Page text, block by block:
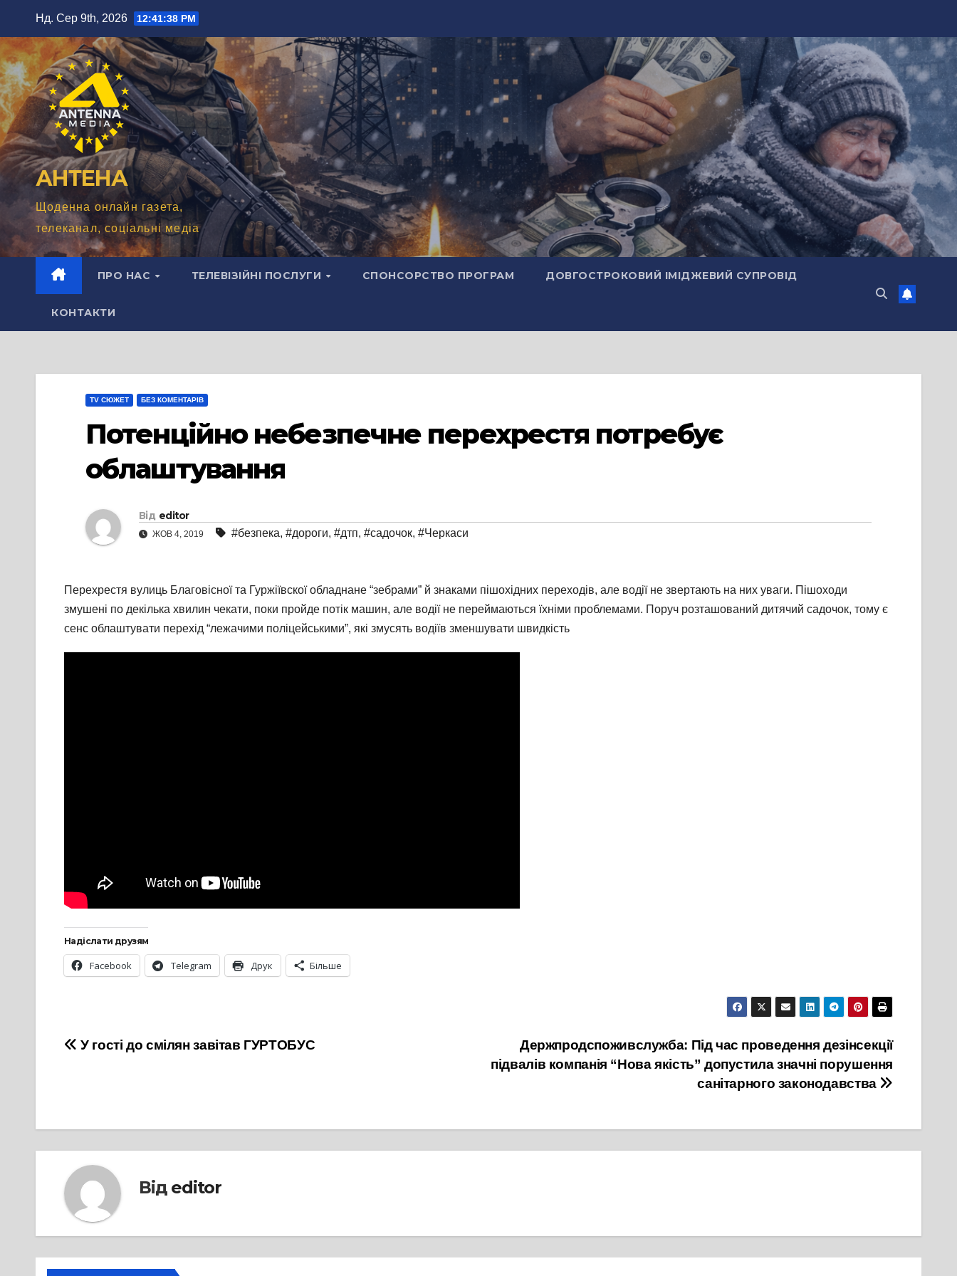
вмісту
Нд. Сер 9th, 2026 12:41:39 PM
АНТЕНА
Щоденна онлайн газета,
телеканал, соціальні медіа
ПРО НАС ТЕЛЕВІЗІЙНІ ПОСЛУГИ СПОНСОРСТВО ПРОГРАМ ДОВГОСТРОКОВИЙ ІМІДЖЕВИЙ СУПРОВІД
КОНТАКТИ
TV СЮЖЕТ БЕЗ КОМЕНТАРІВ
Потенційно небезпечне перехрестя потребує
облаштування
Від editor
ЖОВ 4, 2019 #безпека, #дороги, #дтп, #садочок, #Черкаси
Перехрестя вулиць Благовісної та Гуржіївскої обладнане “зебрами” й знаками пішохідних переходів, але водії не звертають на них уваги. Пішоходи
змушені по декілька хвилин чекати, поки пройде потік машин, але водії не переймаються їхніми проблемами. Поруч розташований дитячий садочок, тому є
сенс облаштувати перехід “лежачими поліцейськими”, які змусять водіїв зменшувати швидкість
Надіслати друзям
Facebook Telegram Друк Більше
Навігація
Держпродспоживслужба: Під час проведення дезінсекції
підвалів компанія “Нова якість” допустила значні порушення
санітарного законодавства
У гості до смілян завітав ГУРТОБУС
Від editor